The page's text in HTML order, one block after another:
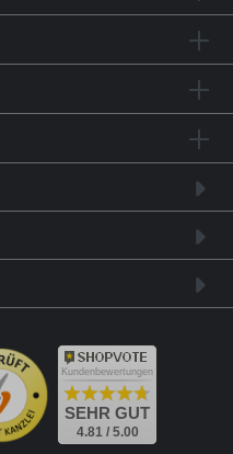
Kundenbewertungen
SEHR GUT
4.81 / 5.00